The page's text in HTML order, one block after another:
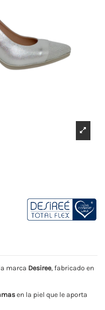
marca Desiree, fabricado en
en la piel que le aporta